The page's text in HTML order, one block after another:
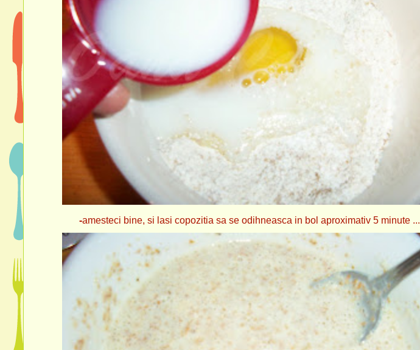
-amesteci bine, si lasi copozitia sa se odihneasca in bol aproximativ 5 minute ...